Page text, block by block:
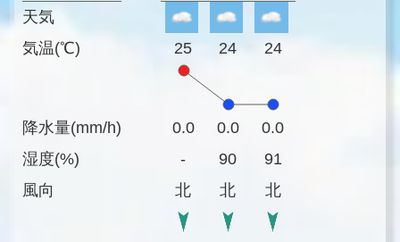
天気
気温(℃)
降水量(mm/h)
湿度(%)
風向
25 24 24
0.0 0.0
0.0
-
90
91
北
北 北